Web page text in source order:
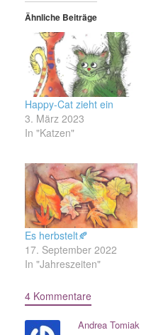
Ähnliche Beiträge
Happy-Cat zieht ein
3. März 2023
In "Katzen"
Es herbstelt🍂
17. September 2022
In "Jahreszeiten"
4 Kommentare
Andrea Tomiak